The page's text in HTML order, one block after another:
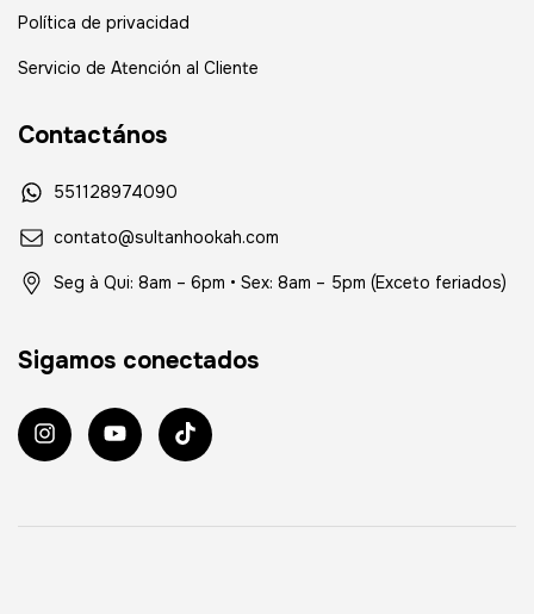
Política de privacidad
Servicio de Atención al Cliente
Contactános
551128974090
contato@sultanhookah.com
Seg à Qui: 8am – 6pm • Sex: 8am – 5pm (Exceto feriados)
Sigamos conectados